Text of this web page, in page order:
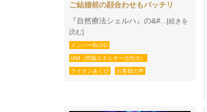
ご結婚前の顔合わせもバッチリ
『自然療法シェルハ』の&#…[続きを
読む]
メンバーBLOG
IAM（間脳エネルギー活性法）
ライオンあくび お客様の声